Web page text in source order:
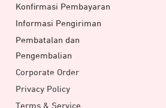
Konfirmasi Pembayaran
Informasi Pengiriman
Pembatalan dan
Pengembalian
Corporate Order
Privacy Policy
Terms & Service